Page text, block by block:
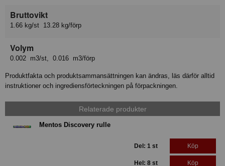
Bruttovikt
1.66 kg/st 13.28 kg/förp
Volym
0.002 m3/st, 0.016 m3/förp
Produktfakta och produktsammansättningen kan ändras, läs därför alltid
instruktioner och ingrediensförteckningen på förpackningen.
Relaterade produkter
Mentos Discovery rulle
Del: 1 st Köp
Hel: 8 st Köp